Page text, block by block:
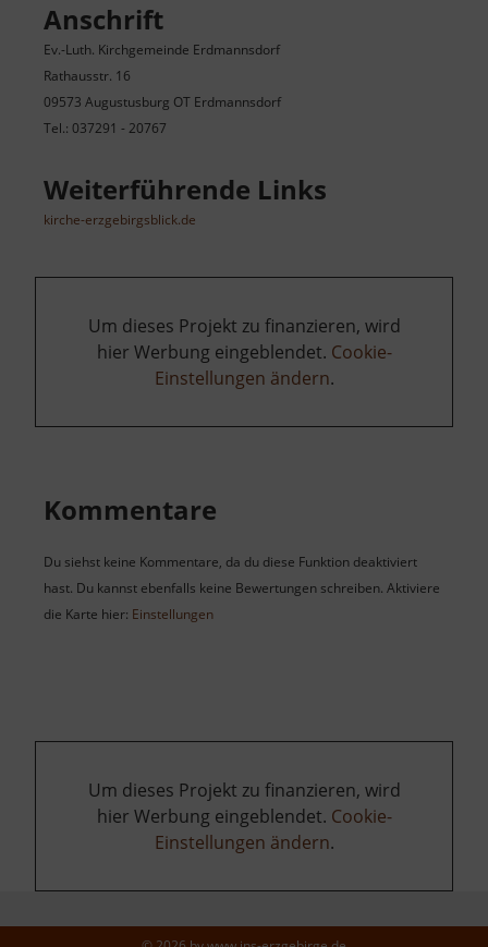
Anschrift
Ev.-Luth. Kirchgemeinde Erdmannsdorf
Rathausstr. 16
09573 Augustusburg OT Erdmannsdorf
Tel.: 037291 - 20767
Weiterführende Links
kirche-erzgebirgsblick.de
Um dieses Projekt zu finanzieren, wird
hier Werbung eingeblendet. Cookie-
Einstellungen ändern.
Kommentare
Du siehst keine Kommentare, da du diese Funktion deaktiviert
hast. Du kannst ebenfalls keine Bewertungen schreiben. Aktiviere
die Karte hier: Einstellungen
Um dieses Projekt zu finanzieren, wird
hier Werbung eingeblendet. Cookie-
Einstellungen ändern.